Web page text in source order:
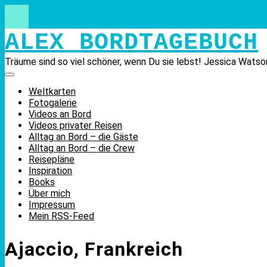
Skip
content
ALEX BORDTAGEBUCH
Träume sind so viel schöner, wenn Du sie lebst! Jessica
Weltkarten
Fotogalerie
Videos an Bord
Videos privater Reisen
Alltag an Bord – die Gäste
Alltag an Bord – die Crew
Reisepläne
Inspiration
Books
Über mich
Impressum
Mein RSS-Feed
Ajaccio, Frankreich